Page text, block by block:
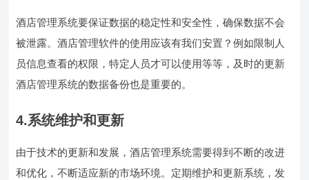
酒店管理系统要保证数据的稳定性和安全性，确保数据不会
被泄露。酒店管理软件的使用应该有我们安置？例如限制人
员信息查看的权限，特定人员才可以使用等等，及时的更新
酒店管理系统的数据备份也是重要的。
4.系统维护和更新
由于技术的更新和发展，酒店管理系统需要得到不断的改进
和优化，不断适应新的市场环境。定期维护和更新系统，发